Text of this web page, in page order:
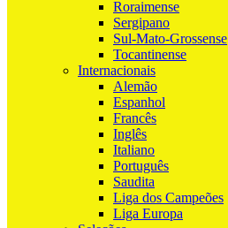
Roraimense
Sergipano
Sul-Mato-Grossense
Tocantinense
Internacionais
Alemão
Espanhol
Francês
Inglês
Italiano
Português
Saudita
Liga dos Campeões
Liga Europa